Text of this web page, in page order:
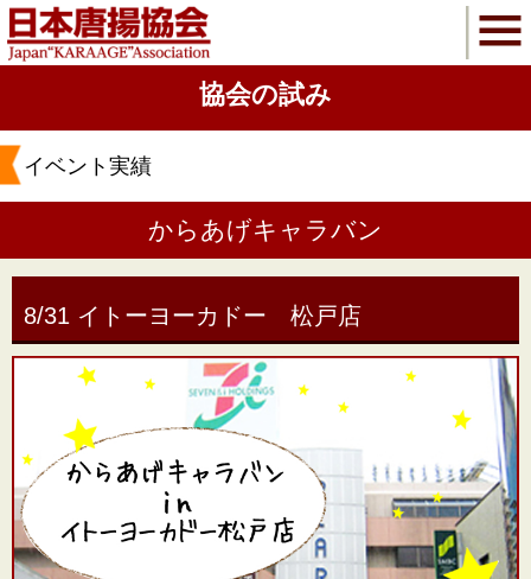
協会の試み
イベント実績
からあげキャラバン
8/31 イトーヨーカドー 松戸店